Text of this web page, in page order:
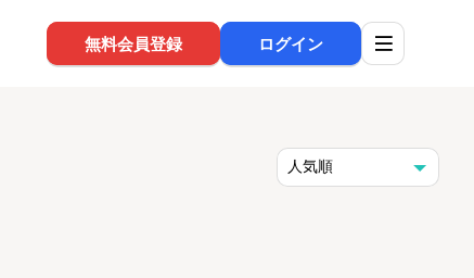
無料会員登録 ログイン